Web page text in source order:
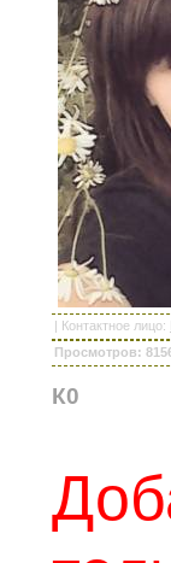
| Контактное лицо:
Просмотров:
К0